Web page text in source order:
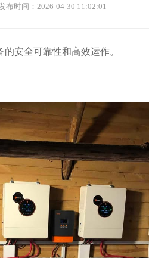
布时间：2026-04-30 11:02:01
安全可靠性和高效运作。